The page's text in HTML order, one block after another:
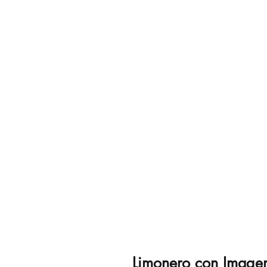
Limonero con